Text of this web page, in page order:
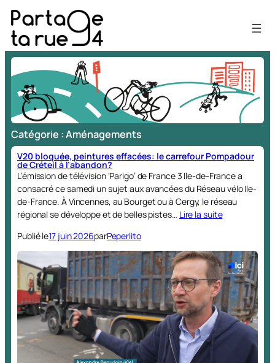
Aller
au
contenu
Catégorie :Aménagements
V20 bloquée, peintures effacées: le carrefour Pompadour
de Créteil à l’abandon?
L’émission de télévision ‘Parigo’ de France 3 Ile-de-France a
consacré ce samedi un sujet aux avancées du Réseau vélo Ile-
de-France. À Vincennes, au Bourget ou à Cergy, le réseau
régional se développe et de belles pistes… Lire la suite
Publié le17 juin 2026parPeperlito